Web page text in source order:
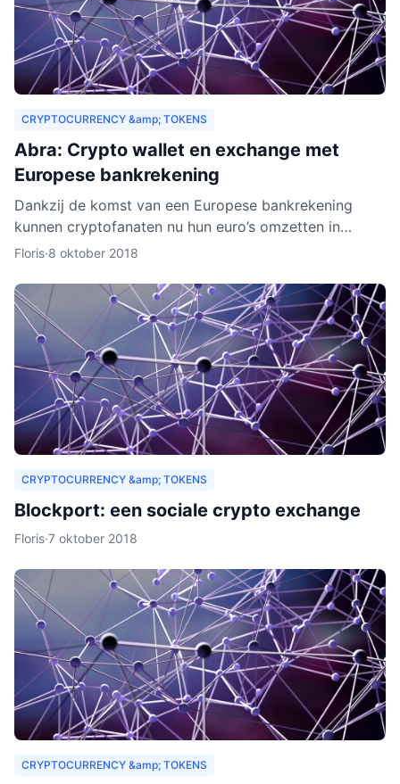
CRYPTOCURRENCY &amp; TOKENS
Abra: Crypto wallet en exchange met
Europese bankrekening
Dankzij de komst van een Europese bankrekening
kunnen cryptofanaten nu hun euro’s omzetten in
cryptogeld. Hiervoor hoeft alleen geld gestort te
Floris·8 oktober 2018
CRYPTOCURRENCY &amp; TOKENS
Blockport: een sociale crypto exchange
Floris·7 oktober 2018
CRYPTOCURRENCY &amp; TOKENS